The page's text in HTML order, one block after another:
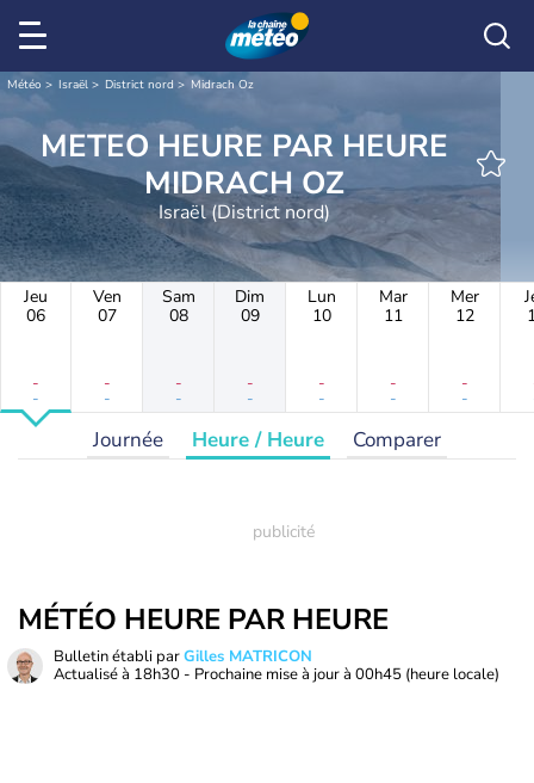
Météo Israël District nord Midrach Oz
METEO HEURE PAR HEURE
MIDRACH OZ
Israël (District nord)
Jeu
06
-
-
Ven
07
-
-
Sam
08
-
-
Dim
09
-
-
Lun
10
-
-
Mar
11
-
-
Mer
12
-
-
Journée Heure / Heure Comparer
MÉTÉO HEURE PAR HEURE
Bulletin établi parGilles MATRICON
Actualisé à 18h30 - Prochaine mise à jour à 00h45 (heure locale)